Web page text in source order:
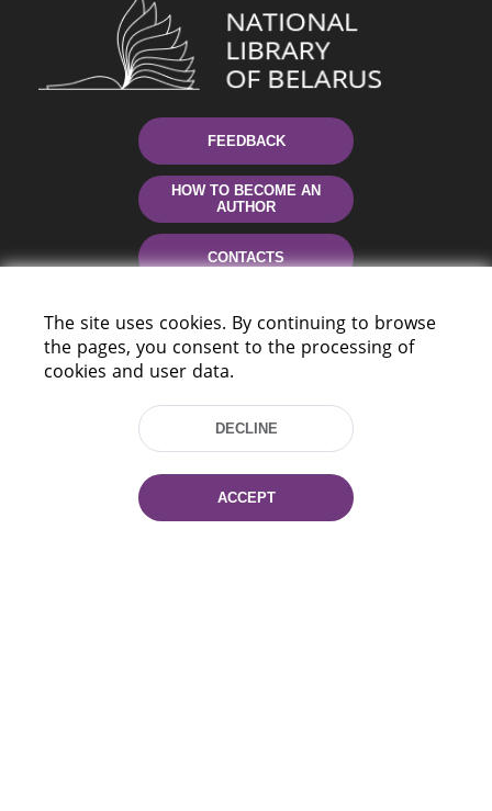
FEEDBACK
HOW TO BECOME AN
AUTHOR
CONTACTS
HELP
220114, Niezaležnasci Ave. 116, Minsk,
The site uses cookies. By continuing to browse
the pages, you consent to the processing of
cookies and user data.
DECLINE
ACCEPT